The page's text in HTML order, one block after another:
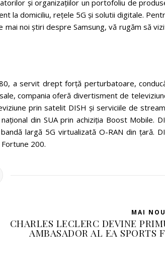
și organizațiilor un portofoliu de
la domiciliu, rețele 5G și solutii digitale.
mai noi știri despre Samsung, vă rugăm să
a servit drept forță perturbatoare,
compania oferă divertisment de
prin satelit DISH și serviciile de
din SUA prin achiziția Boost Mobile.
largă 5G virtualizată O-RAN din țară.
200.
MAI NOU
CHARLES LECLERC DEVINE
AMBASADOR AL EA SPORTS